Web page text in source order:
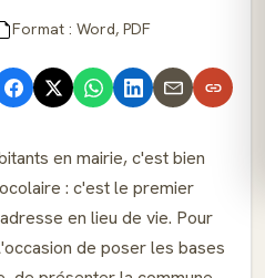
Format : Word, PDF
en mairie, c'est bien
: c'est le premier
en lieu de vie. Pour
de poser les bases